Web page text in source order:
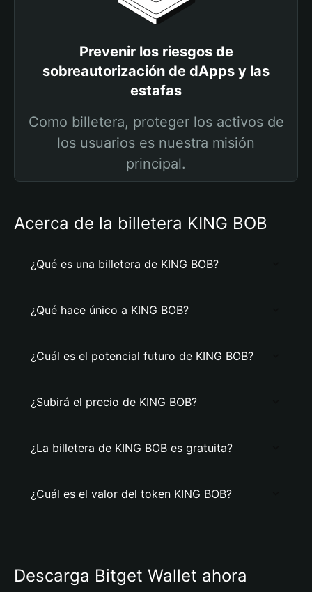
Prevenir los riesgos de
sobreautorización de dApps y las
estafas
Como billetera, proteger los activos de
los usuarios es nuestra misión
principal.
Acerca de la billetera KING BOB
¿Qué es una billetera de KING BOB?
¿Qué hace único a KING BOB?
¿Cuál es el potencial futuro de KING BOB?
¿Subirá el precio de KING BOB?
¿La billetera de KING BOB es gratuita?
¿Cuál es el valor del token KING BOB?
Descarga Bitget Wallet ahora